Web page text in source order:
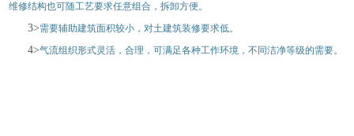
维修结构也可随工艺要求任意组合，拆卸方便。
3>需要辅助建筑面积较小，对土建筑装修要求低。
4>气流组织形式灵活，合理，可满足各种工作环境，不同洁净等级的需要。